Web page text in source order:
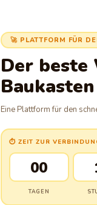
🚀 PLATTFORM FÜR
Der beste
Eine Plattform für den
⏱ ZEIT ZUR
00
TAGEN